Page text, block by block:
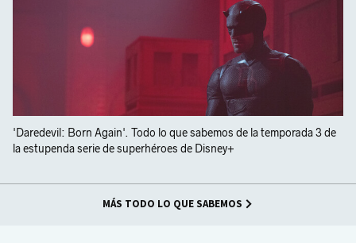
'Daredevil: Born Again'. Todo lo que sabemos de la temporada 3 de
la estupenda serie de superhéroes de Disney+
MÁS TODO LO QUE SABEMOS